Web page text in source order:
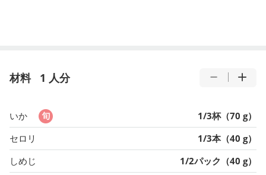
材料 1 人分
いか
1/3杯（70 g）
セロリ
1/3本（40 g）
しめじ
1/2パック（40 g）